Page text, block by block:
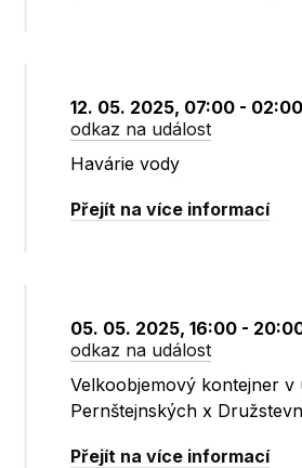
12. 05. 2025, 07:00 - 02:00
odkaz na událost
Havárie vody
Přejít na více informací
05. 05. 2025, 16:00 -
odkaz na událost
Velkoobjemový kontejner v
Pernštejnských x
Přejít na více informací